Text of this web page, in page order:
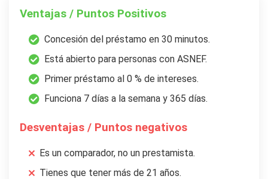
Ventajas / Puntos Positivos
Concesión del préstamo en 30 minutos.
Está abierto para personas con ASNEF.
Primer préstamo al 0 % de intereses.
Funciona 7 días a la semana y 365 días.
Desventajas / Puntos negativos
Es un comparador, no un prestamista.
Tienes que tener más de 21 años.